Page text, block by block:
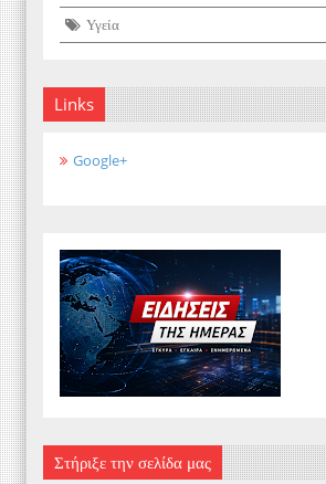
Υγεία
Links
Google+
Στήριξε την σελίδα μας